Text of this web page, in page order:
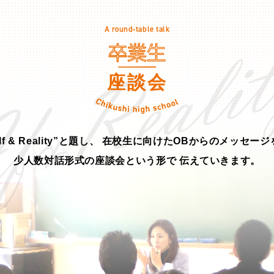
A round‐table talk
座談会
& Reality”と題し、
在校生に向けたOBからのメッセージ
少人数対話形式の座談会という形で伝えていきます。